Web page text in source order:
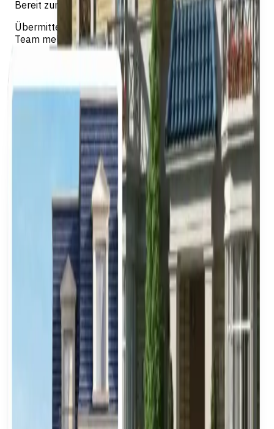
Bereit zum Verkauf? Starten Sie noch heute
Übermitteln Sie Ihre Immobiliendetails und unser
Team meldet sich innerhalb von 24 Stunden.
Warum mit EREP verkaufen
EREP ist der Marktplatz, der Sie mit den auf Egypt MLS
aktiven Maklern und Käufern verbindet.
Maximale Reichweite
Auf Egypt MLS veröffentlichte Immobilien werden
über das größte Netzwerk verifizierter Makler und
Käufer des Landes verbreitet.
Nur verifizierte Makler
EREP verbindet Sie mit lizenzierten, geprüften Maklern
— keine Kaltanrufe von unqualifizierten Vermittlern.
Sie behalten die Kontrolle
Vergleichen Sie Makler, wählen Sie Ihren Vertreter und
verhandeln Sie die Konditionen, die zu Ihnen passen.